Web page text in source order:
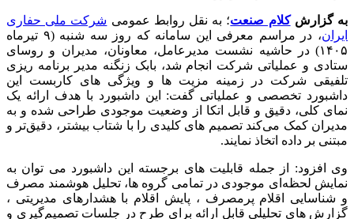
به گزارشکلام صنعت؛ به نقل روابط عمومی شرکت ملی حفاری
ایران
، در مراسم معرفی این سامانه که روز سه شنبه (۹ تیرماه
۱۴۰۵) در حاشیه نشست مدیرعامل، معاونان، مدیران و روسای
ستادی و عملیاتی شرکت انجام شد، بابک زنگنه مدیر برنامه ریزی
تلفیقی شرکت در زمینه مزیت ها و ویژگی های کاربست این
داشبورد تخصصی و عملیاتی گفت: این داشبورد با هدف ارائه یک
نمای کلی، دقیق و قابل اتکا از وضعیت موجودی طراحی شده و به
مدیران کمک می‌کند تصمیم‌ های کلیدی را با شتاب بیشتر، دقیق‌تر و
مبتنی بر داده اتخاذ نمایند.
وی افزود: از جمله قابلیت‌ های برجسته این داشبورد می توان به
نمایش لحظه‌ای موجودی در تمامی گروه‌ ها، تحلیل هوشمند مصرف
و شناسایی اقلام پرمصرف ، پایش اقلام با هشدارهای مدیریتی ،
گزارش‌ های تحلیلی قابل ارائه برای طرح در جلسات تصمیم‌گیری و